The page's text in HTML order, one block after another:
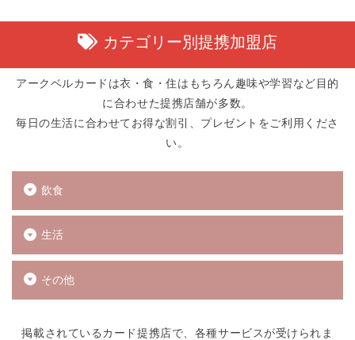
カテゴリー別提携加盟店
アークベルカードは衣・食・住はもちろん趣味や学習など目的
に合わせた提携店舗が多数。
毎日の生活に合わせてお得な割引、プレゼントをご利用くださ
い。
飲食
生活
その他
掲載されているカード提携店で、各種サービスが受けられま